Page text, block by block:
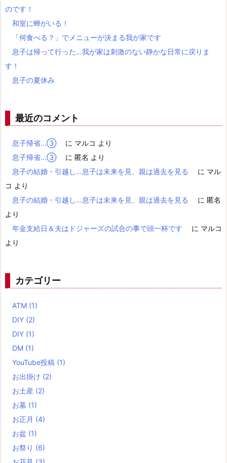
のです！
和室に蝉がいる！
「何食べる？」でメニューが決まる我が家です
息子は帰って行った…我が家は刺激のない静かな日常に戻りま
す！
息子の夏休み
最近のコメント
息子帰省…③ に マルコ より
息子帰省…③
に 匿名 より
息子の結婚・引越し…息子は未来を見、親は過去を見る
に マル
コ より
息子の結婚・引越し…息子は未来を見、親は過去を見る
に 匿名
より
年金支給日＆夫はドジャーズの試合の事で頭一杯です
に マルコ
より
カテゴリー
ATM (1)
DIY (2)
DIY (1)
DM (1)
YouTube投稿 (1)
お出掛け (2)
お土産 (2)
お墓 (1)
お正月 (4)
お盆 (1)
お祭り (6)